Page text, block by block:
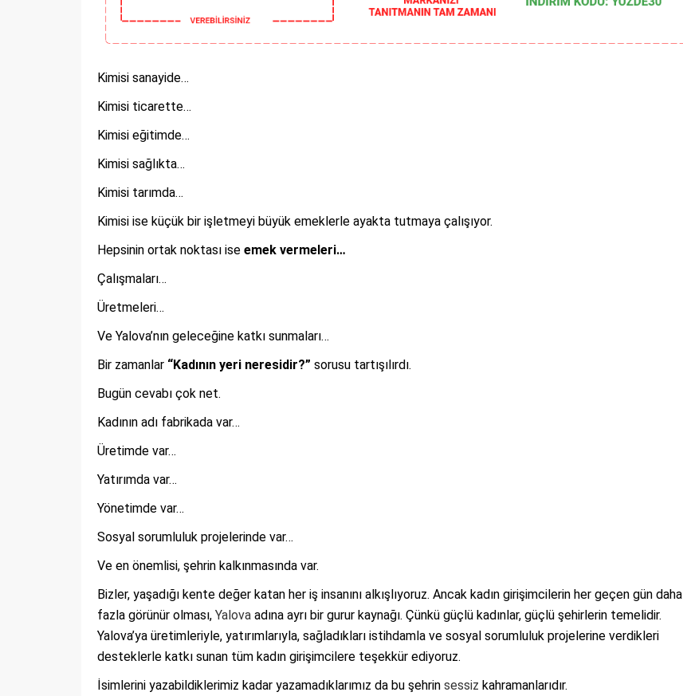
Kimisi sanayide…
Kimisi ticarette…
Kimisi eğitimde…
Kimisi sağlıkta…
Kimisi tarımda…
Kimisi ise küçük bir işletmeyi büyük emeklerle ayakta tutmaya çalışıyor.
Hepsinin ortak noktası ise emek vermeleri…
Çalışmaları…
Üretmeleri…
Ve Yalova’nın geleceğine katkı sunmaları…
Bir zamanlar “Kadının yeri neresidir?” sorusu tartışılırdı.
Bugün cevabı çok net.
Kadının adı fabrikada var…
Üretimde var…
Yatırımda var…
Yönetimde var…
Sosyal sorumluluk projelerinde var…
Ve en önemlisi, şehrin kalkınmasında var.
Bizler, yaşadığı kente değer katan her iş insanını alkışlıyoruz. Ancak kadın girişimcilerin her geçen gün daha
fazla görünür olması, Yalova adına ayrı bir gurur kaynağı. Çünkü güçlü kadınlar, güçlü şehirlerin temelidir.
Yalova’ya üretimleriyle, yatırımlarıyla, sağladıkları istihdamla ve sosyal sorumluluk projelerine verdikleri
desteklerle katkı sunan tüm kadın girişimcilere teşekkür ediyoruz.
İsimlerini yazabildiklerimiz kadar yazamadıklarımız da bu şehrin sessiz kahramanlarıdır.